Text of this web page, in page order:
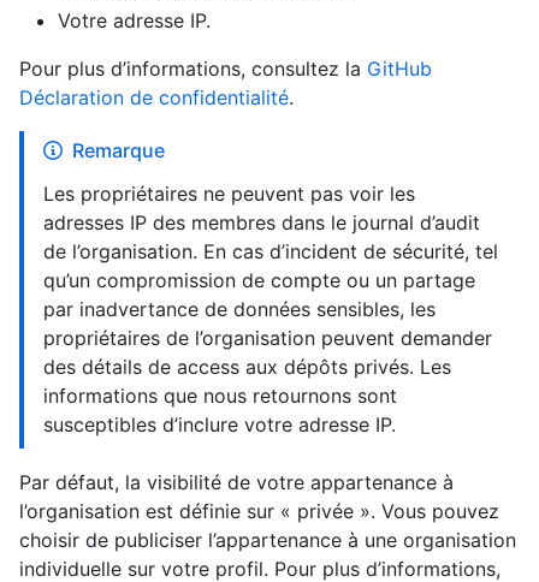
Votre adresse IP.
Pour plus d’informations, consultez la GitHub
Déclaration de confidentialité.
Remarque
Les propriétaires ne peuvent pas voir les
adresses IP des membres dans le journal d’audit
de l’organisation. En cas d’incident de sécurité, tel
qu’un compromission de compte ou un partage
par inadvertance de données sensibles, les
propriétaires de l’organisation peuvent demander
des détails de access aux dépôts privés. Les
informations que nous retournons sont
susceptibles d’inclure votre adresse IP.
Par défaut, la visibilité de votre appartenance à
l’organisation est définie sur « privée ». Vous pouvez
choisir de publiciser l’appartenance à une organisation
individuelle sur votre profil. Pour plus d’informations,